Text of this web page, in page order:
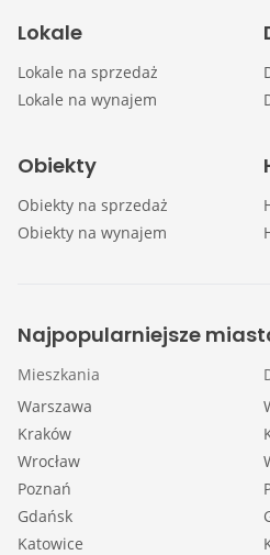
Lokale
Lokale na sprzedaż
Lokale na wynajem
Obiekty
Obiekty na sprzedaż
Obiekty na wynajem
Najpopularniejsze
Mieszkania
Warszawa
Kraków
Wrocław
Poznań
Gdańsk
Katowice